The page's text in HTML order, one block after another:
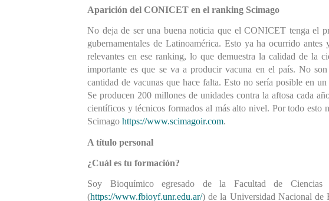
Aparición del CONICET en el ranking Scimago
No deja de ser una buena noticia que el CONICET tenga el
gubernamentales de Latinoamérica. Esto ya ha ocurrido
relevantes en ese ranking, lo que demuestra la calidad de la
importante es que se va a producir vacuna en el país. No
cantidad de vacunas que hace falta. Esto no sería posible en
Se producen 200 millones de unidades contra la aftosa cada
científicos y técnicos formados al más alto nivel. Por todo esto
Scimago https://www.scimagoir.com.
A título personal
¿Cuál es tu formación?
Soy Bioquímico egresado de la Facultad de Ciencias
(https://www.fbioyf.unr.edu.ar/) de la Universidad Nacional de